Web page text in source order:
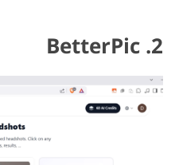
2. BetterPic